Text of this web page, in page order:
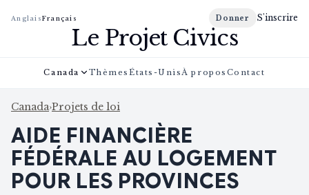
AnglaisFrançais Donner S'inscrire
Le Projet Civics
Canada Thèmes États-Unis À propos Contact
Canada›Projets de loi
AIDE FINANCIÈRE
FÉDÉRALE AU LOGEMENT
POUR LES PROVINCES